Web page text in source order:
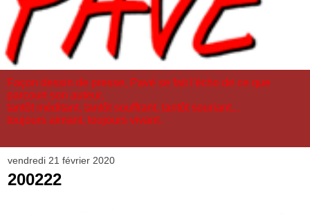
Façon dessin de presse, Pavé se fait l'écho de ce que
parcourt son auteur,
tantôt méditant, tantôt souffrant, tantôt souriant...
toujours aimant, toujours vivant.
vendredi 21 février 2020
200222